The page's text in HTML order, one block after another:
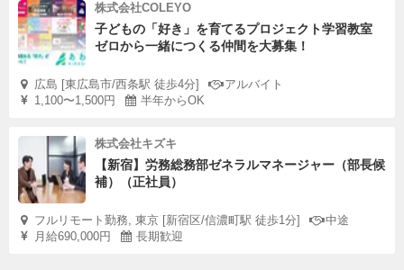
株式会社COLEYO
子どもの「好き」を育てるプロジェクト学習教室
ゼロから一緒につくる仲間を大募集！
広島 [東広島市/西条駅 徒歩4分]
アルバイト
1,100〜1,500円
半年からOK
株式会社キズキ
【新宿】労務総務部ゼネラルマネージャー（部長候
補）（正社員）
フルリモート勤務, 東京 [新宿区/信濃町駅 徒歩1分]
中途
月給690,000円
長期歓迎